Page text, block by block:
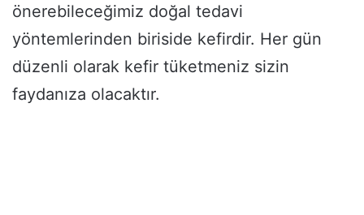
önerebileceğimiz doğal tedavi
yöntemlerinden biriside kefirdir. Her gün
düzenli olarak kefir tüketmeniz sizin
faydanıza olacaktır.